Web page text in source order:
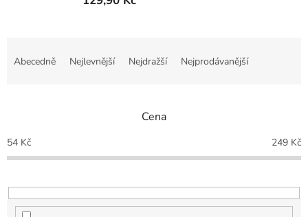
p
r
o
u
Abecedně Nejlevnější Nejdražší Nejprodávanější
Cena
54 Kč 249 Kč